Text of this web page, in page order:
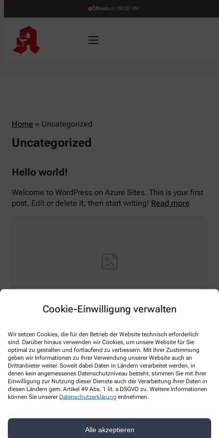
Cookie-Einwilligung verwalten
Wir setzen Cookies, die für den Betrieb der Website technisch erforderlich
sind. Darüber hinaus verwenden wir Cookies, um unsere Website für Sie
optimal zu gestalten und fortlaufend zu verbessern. Mit Ihrer Zustimmung
geben wir Informationen zu Ihrer Verwendung unserer Website auch an
Drittanbieter weiter. Soweit dabei Daten in Ländern verarbeitet werden, in
denen kein angemessenes Datenschutzniveau besteht, stimmen Sie mit Ihrer
Einwilligung zur Nutzung dieser Dienste auch der Verarbeitung Ihrer Daten in
diesen Ländern gem. Artikel 49 Abs. 1 lit. a DSGVO zu. Weitere Informationen
können Sie unserer Datenschutzerklärung entnehmen.
Alle akzeptieren
Öffnetum 09:00 Uhr
Home » Uncategorized
Uncategorized
Hello world!
Welcome to WordPress on Azure Sites. This is your first
post. Edit or delete it, then start writing! Read more
Welcome to WordPress on Azure Sites. This is your first
post. Edit or delete it, then start writing!
Mehr Lesen